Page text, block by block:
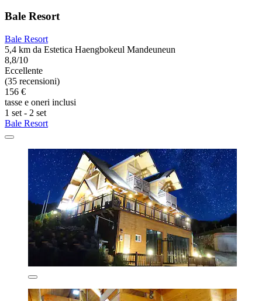
Bale Resort
Bale Resort
5,4 km da Estetica Haengbokeul Mandeuneun
8,8/10
Eccellente
(35 recensioni)
156 €
tasse e oneri inclusi
1 set - 2 set
Bale Resort